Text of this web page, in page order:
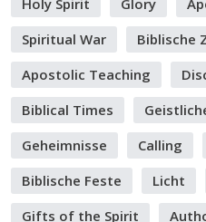
Holy Spirit
Glory
Spiritual War
Biblische
Apostolic Teaching
Biblical Times
Geheimnisse
Calling
Biblische Feste
Licht
Gifts of the Spirit